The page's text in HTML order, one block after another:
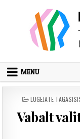
MENU
POSTED IN
LUGEJATE
Vabalt